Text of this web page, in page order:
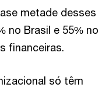
metade desses
no Brasil e 55% no
financeiras.
só têm